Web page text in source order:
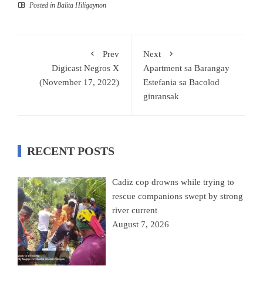
Posted in Balita Hiligaynon
Prev
Digicast Negros X
(November 17, 2022)
Next
Apartment sa Barangay
Estefania sa Bacolod
ginransak
RECENT POSTS
Cadiz cop drowns while trying to
rescue companions swept by strong
river current
August 7, 2026